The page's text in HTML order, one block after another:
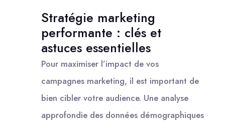
Stratégie marketing
performante : clés et
astuces essentielles
Pour maximiser l’impact de vos
campagnes marketing, il est important de
bien cibler votre audience. Une analyse
approfondie des données démographiques